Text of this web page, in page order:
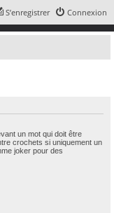
Connexion
S’enregistrer
un mot qui doit être
crochets si uniquement un
joker pour des